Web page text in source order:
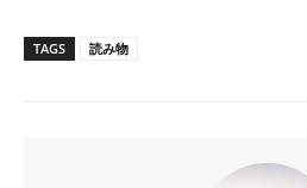
TAGS 読み物